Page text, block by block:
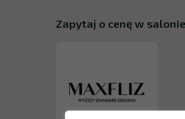
Zapytaj o cenę w